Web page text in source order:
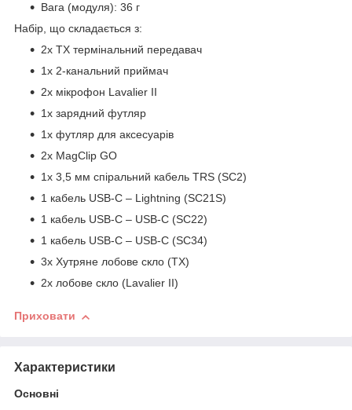
Вага (модуля): 36 г
Набір, що складається з:
2x TX термінальний передавач
1x 2-канальний приймач
2x мікрофон Lavalier II
1x зарядний футляр
1x футляр для аксесуарів
2x MagClip GO
1x 3,5 мм спіральний кабель TRS (SC2)
1 кабель USB-C – Lightning (SC21S)
1 кабель USB-C – USB-C (SC22)
1 кабель USB-C – USB-C (SC34)
3x Хутряне лобове скло (TX)
2x лобове скло (Lavalier II)
Приховати
Характеристики
Основні